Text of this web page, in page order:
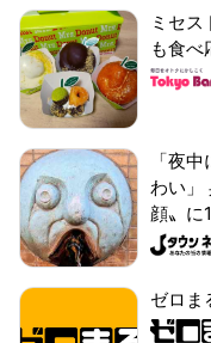
ミセ
も食べ
「夜
わい」
顔〟に
ゼロま